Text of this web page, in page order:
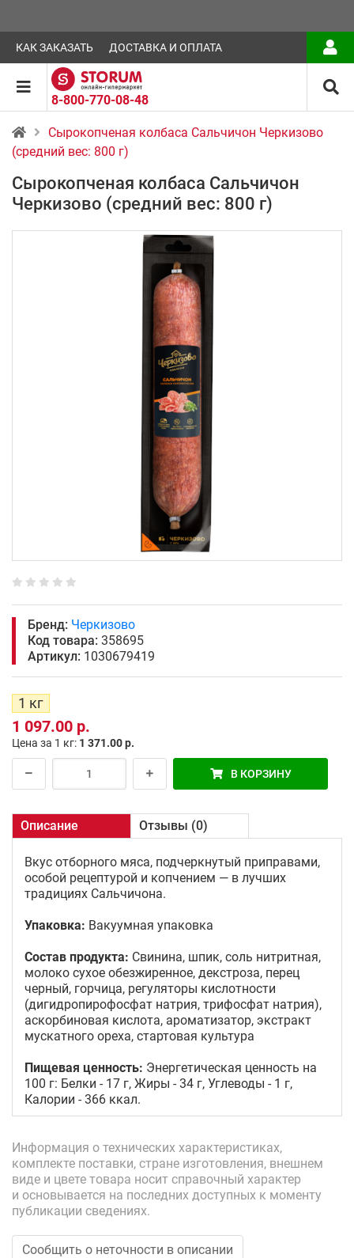
КАК ЗАКАЗАТЬ ДОСТАВКА И ОПЛАТА
8-800-770-08-48
Сырокопченая колбаса Сальчичон Черкизово
(средний вес: 800 г)
Сырокопченая колбаса Сальчичон
Черкизово (средний вес: 800 г)
Бренд: Черкизово
Код товара: 358695
Артикул: 1030679419
1 кг
1 097.00 р.
Цена за 1 кг: 1 371.00 р.
В КОРЗИНУ
Описание Отзывы (0)
Вкус отборного мяса, подчеркнутый приправами,
особой рецептурой и копчением — в лучших
традициях Сальчичона.
Упаковка: Вакуумная упаковка
Состав продукта: Свинина, шпик, соль нитритная,
молоко сухое обезжиренное, декстроза, перец
черный, горчица, регуляторы кислотности
(дигидропирофосфат натрия, трифосфат натрия),
аскорбиновая кислота, ароматизатор, экстракт
мускатного ореха, стартовая культура
Пищевая ценность: Энергетическая ценность на
100 г: Белки - 17 г, Жиры - 34 г, Углеводы - 1 г,
Калории - 366 ккал.
Информация о технических характеристиках,
комплекте поставки, стране изготовления, внешнем
виде и цвете товара носит справочный характер
и основывается на последних доступных к моменту
публикации сведениях.
Сообщить о неточности в описании